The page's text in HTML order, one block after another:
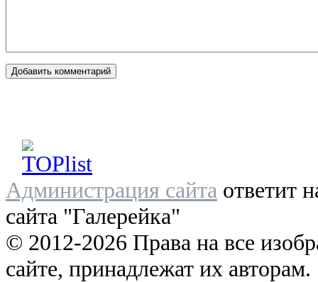
Администрация сайта ответит
сайта "Галерейка"
© 2012-2026 Права на все
сайте, принадлежат их авторам.